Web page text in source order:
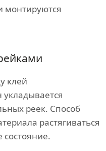
монтируются
клей
укладывается
реек. Способ
растягиваться
состояние.